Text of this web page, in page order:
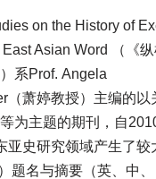
on the History of
Asian Word （《
系Prof. Angela
（萧婷教授）主编的以
为主题的期刊，自
亚史研究领域产生了较
题名与摘要（英、中